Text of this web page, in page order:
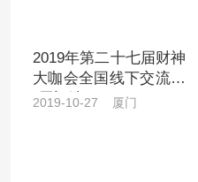
2019年第二十七届财神
大咖会全国线下交流会
·厦门站
2019-10-27 厦门